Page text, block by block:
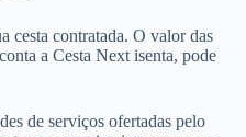
cesta contratada. O valor das
a Cesta Next isenta, pode
de serviços ofertadas pelo